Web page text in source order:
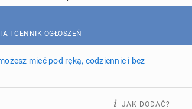
I CENNIK OGŁOSZEŃ
mieć pod ręką, codziennie i bez
JAK DODAĆ?